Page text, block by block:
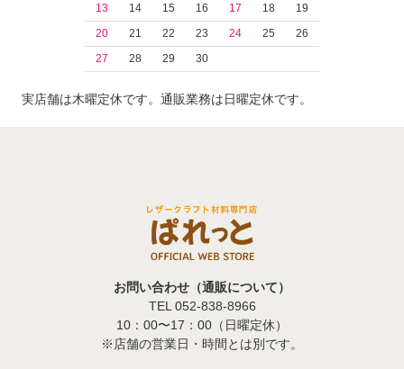
13
14 15 16 17 18
19
20
21 22 23 24 25
26
27
28 29 30
実店舗は木曜定休です。通販業務は日曜定休です。
お問い合わせ（通販について）
TEL 052-838-8966
10：00〜17：00（日曜定休）
※店舗の営業日・時間とは別です。